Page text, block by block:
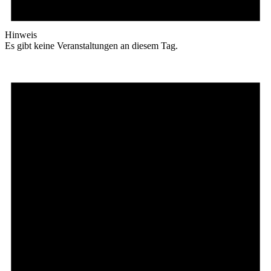
Hinweis
Es gibt keine Veranstaltungen an diesem Tag.